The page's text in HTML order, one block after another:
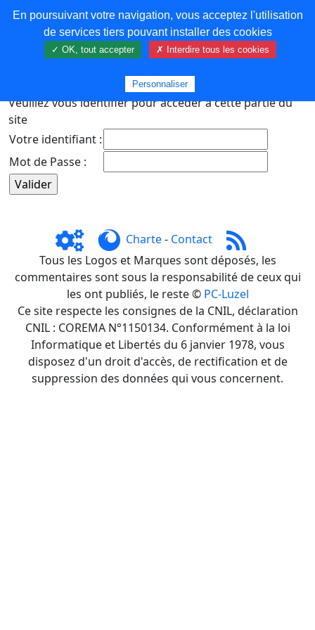
COREMA
Veuillez vous identifier pour accéder à cette partie du
site
Votre identifiant :
Mot de Passe :
Charte- Contact
Tous les Logos et Marques sont déposés, les
commentaires sont sous la responsabilité de ceux qui
les ont publiés, le reste © PC-Luzel
Ce site respecte les consignes de la CNIL, déclaration
CNIL : COREMA N°1150134. Conformément à la loi
Informatique et Libertés du 6 janvier 1978, vous
disposez d'un droit d'accès, de rectification et de
suppression des données qui vous concernent.
En poursuivant votre navigation, vous acceptez l'utilisation
de services tiers pouvant installer des cookies
✓ OK, tout accepter ✗ Interdire tous les cookies
Personnaliser